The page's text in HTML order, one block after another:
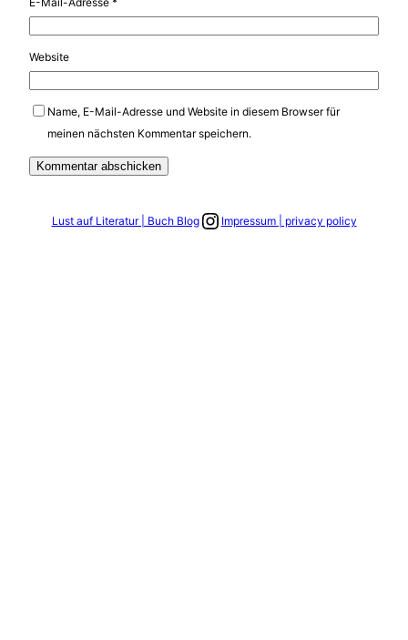
Website
Name, E-Mail-Adresse und Website in diesem Browser für
meinen nächsten Kommentar speichern.
Lust auf Literatur | Buch BlogLink zum Instagram Account
Impressum | privacy policy